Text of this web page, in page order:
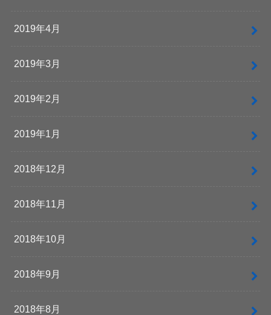
2019年4月
2019年3月
2019年2月
2019年1月
2018年12月
2018年11月
2018年10月
2018年9月
2018年8月